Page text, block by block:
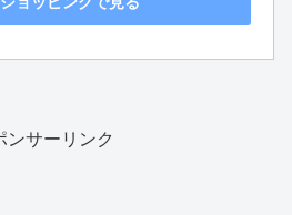
ンサーリンク